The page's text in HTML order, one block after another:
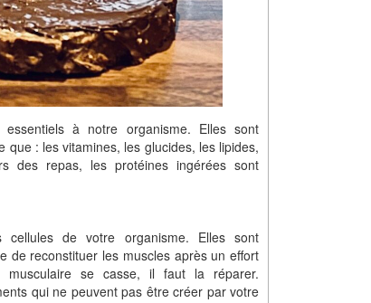
à notre organisme. Elles sont
: les vitamines, les glucides, les lipides,
des repas, les protéines ingérées sont
de votre organisme. Elles sont
de reconstituer les muscles après un effort
musculaire se casse, il faut la réparer.
qui ne peuvent pas être créer par votre